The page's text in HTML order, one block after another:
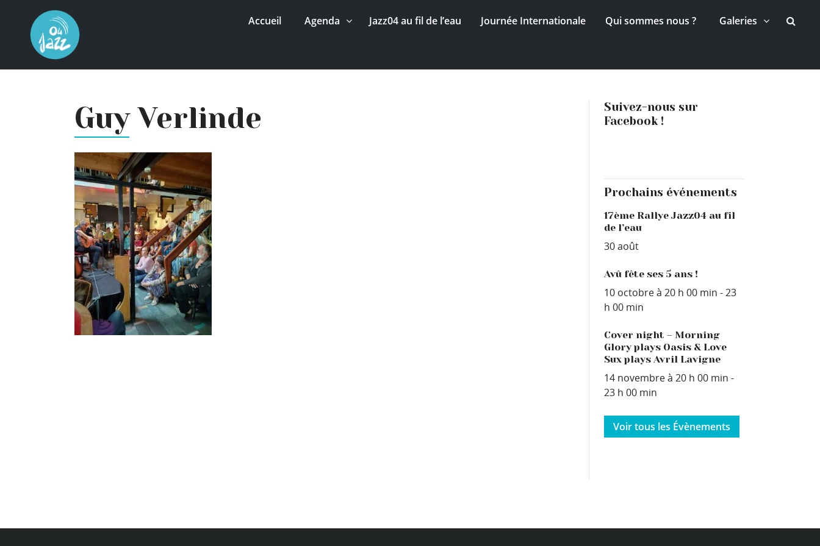
Accueil Agenda Jazz04 au fil de l’eau Journée Internationale Qui sommes nous ? Galeries
Guy Verlinde
Suivez-nous sur
Facebook !
Prochains événements
17ème Rallye Jazz04 au fil
de l’eau
30 août
Avû fête ses 5 ans !
10 octobre à 20 h 00 min -23
h 00 min
Cover night – Morning
Glory plays Oasis & Love
Sux plays Avril Lavigne
14 novembre à 20 h 00 min -
23 h 00 min
Voir tous les Évènements